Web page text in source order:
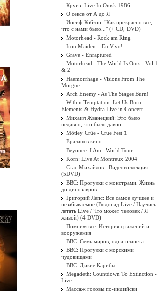
Круиз. Live In Omsk 1986
О сексе от А до Я
Иосиф Кобзон. "Как прекрасно все,
что с нами было..." (+ CD, DVD)
Motorhead - Rock am Ring
Iron Maiden ‎– En Vivo!
Grave - Enraptured
Motorhead - The World Is Ours - Vol 1
& 2
Haemorrhage - Visions From The
Morgue
Arch Enemy - As The Stages Burn!
Within Temptation: Let Us Burn –
Elements & Hydra Live in Concert
Михаил Жванецкий: Это было
недавно, это было давно
Mötley Crüe - Crue Fest 1
Ералаш в кино
Beyonce: I Am...World Tour
Korn: Live At Montreux 2004
Стас Михайлов - Видеоколлекция
(5DVD)
BBC: Прогулки с монстрами. Жизнь
до динозавров
Григорий Лепс: Все самое лучшее и
незабываемое (Водопад Live / Научись
летать Live / Что может человек / Я
живой) (4 DVD)
Помним все. История сражений и
вооружения
BBC: Семь миров, одна планета
BBC: Прогулки с морскими
чудовищами
BBC: Дикие Карибы
Megadeth: Countdown To Extinction -
Live
Массаж головы по-индийски